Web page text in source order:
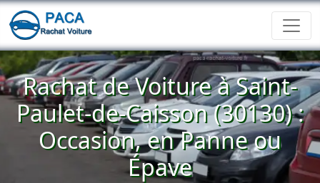
Rachat de Voiture à Saint-
Paulet-de-Caisson (30130) :
Occasion, en Panne ou
Épave